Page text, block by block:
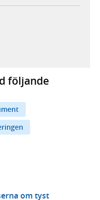
extern webbplats,
extern webbplats,
följande
om tyst